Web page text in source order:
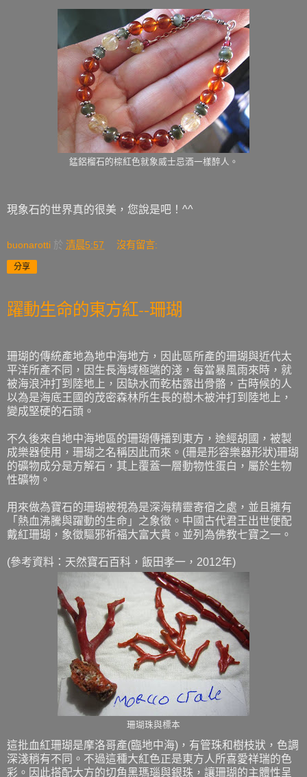
錳鋁榴石的棕紅色就象威士忌酒一樣醉人。
現象石的世界真的很美，您說是吧！^^
buonarotti 於 清晨5:57 沒有留言:
分享
躍動生命的東方紅--珊瑚
珊瑚的傳統產地為地中海地方，因此區所產的珊瑚與近代太
平洋所產不同，因生長海域極端的淺，每當暴風雨來時，就
被海浪沖打到陸地上，因缺水而乾枯露出骨骼，古時候的人
以為是海底王國的茂密森林所生長的樹木被沖打到陸地上，
變成堅硬的石頭。
不久後來自地中海地區的珊瑚傳播到東方，途經胡國，被製
成樂器使用，珊瑚之名稱因此而來。(珊是形容樂器形狀)珊瑚
的礦物成分是方解石，其上覆蓋一層動物性蛋白，屬於生物
性礦物。
用來做為寶石的珊瑚被視為是深海精靈寄宿之處，並且擁有
「熱血沸騰與躍動的生命」之象徵。中國古代君王出世便配
戴紅珊瑚，象徵驅邪祈福大富大貴。並列為佛教七寶之一。
(參考資料：天然寶石百科，飯田孝一，2012年)
珊瑚珠與標本
這批血紅珊瑚是摩洛哥產(臨地中海)，有管珠和樹枝狀，色調
深淺稍有不同。不過這種大紅色正是東方人所喜愛祥瑞的色
彩。因此搭配大方的切角黑瑪瑙與銀珠，讓珊瑚的主體性呈